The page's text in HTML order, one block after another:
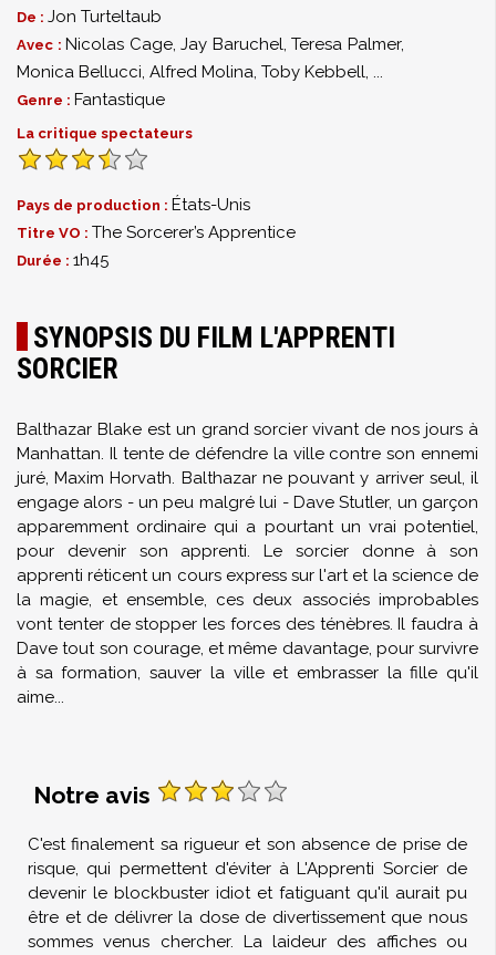
De : Jon Turteltaub
Avec : Nicolas Cage,Jay Baruchel,Teresa Palmer,
Monica Bellucci, Alfred Molina, Toby Kebbell, ...
Genre : Fantastique
La critique spectateurs
Pays de production : États-Unis
Titre VO : The Sorcerer’s Apprentice
Durée : 1h45
SYNOPSIS DU FILM L'APPRENTI
SORCIER
Balthazar Blake est un grand sorcier vivant de nos jours à
Manhattan. Il tente de défendre la ville contre son ennemi
juré, Maxim Horvath. Balthazar ne pouvant y arriver seul, il
engage alors - un peu malgré lui - Dave Stutler, un garçon
apparemment ordinaire qui a pourtant un vrai potentiel,
pour devenir son apprenti. Le sorcier donne à son
apprenti réticent un cours express sur l'art et la science de
la magie, et ensemble, ces deux associés improbables
vont tenter de stopper les forces des ténèbres. Il faudra à
Dave tout son courage, et même davantage, pour survivre
à sa formation, sauver la ville et embrasser la fille qu'il
aime...
Notre avis
C'est finalement sa rigueur et son absence de prise de
risque, qui permettent d'éviter à L'Apprenti Sorcier de
devenir le blockbuster idiot et fatiguant qu'il aurait pu
être et de délivrer la dose de divertissement que nous
sommes venus chercher. La laideur des affiches ou